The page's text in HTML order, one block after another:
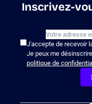
Inscrivez-
J'accepte de recevoir
Je peux me
politique de